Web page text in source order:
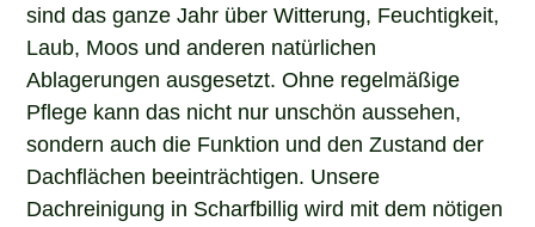
sind das ganze Jahr über Witterung, Feuchtigkeit,
Laub, Moos und anderen natürlichen
Ablagerungen ausgesetzt. Ohne regelmäßige
Pflege kann das nicht nur unschön aussehen,
sondern auch die Funktion und den Zustand der
Dachflächen beeinträchtigen. Unsere
Dachreinigung in Scharfbillig wird mit dem nötigen